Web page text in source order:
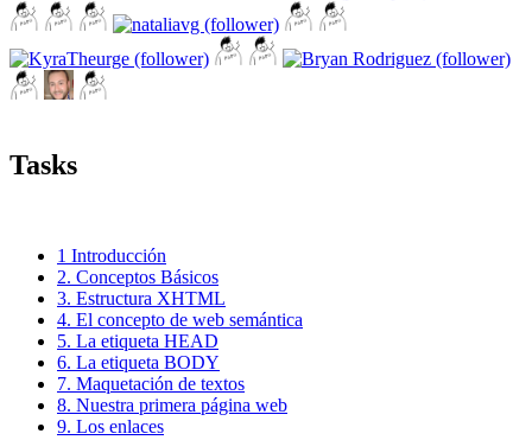
Tasks
1 Introducción
2. Conceptos Básicos
3. Estructura XHTML
4. El concepto de web semántica
5. La etiqueta HEAD
6. La etiqueta BODY
7. Maquetación de textos
8. Nuestra primera página web
9. Los enlaces